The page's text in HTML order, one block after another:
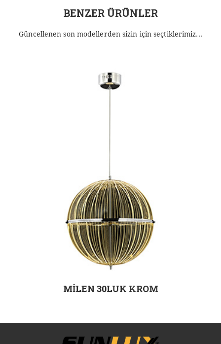
BENZER ÜRÜNLER
Güncellenen son modellerden sizin için seçtiklerimiz...
MİLEN 30LUK KROM